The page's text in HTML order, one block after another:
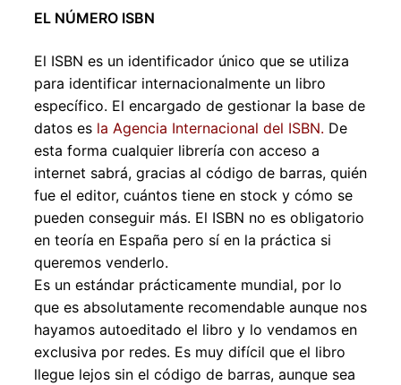
EL NÚMERO ISBN
El ISBN es un identificador único que se utiliza
para identificar internacionalmente un libro
específico. El encargado de gestionar la base de
datos es la Agencia Internacional del ISBN. De
esta forma cualquier librería con acceso a
internet sabrá, gracias al código de barras, quién
fue el editor, cuántos tiene en stock y cómo se
pueden conseguir más. El ISBN no es obligatorio
en teoría en España pero sí en la práctica si
queremos venderlo.
Es un estándar prácticamente mundial, por lo
que es absolutamente recomendable aunque nos
hayamos autoeditado el libro y lo vendamos en
exclusiva por redes. Es muy difícil que el libro
llegue lejos sin el código de barras, aunque sea